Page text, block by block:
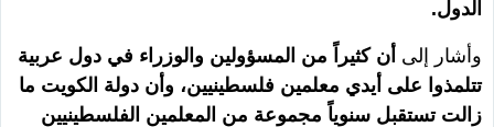
الدول.
وأشار إلى أن كثيراً من المسؤولين والوزراء في دول عربية
تتلمذوا على أيدي معلمين فلسطينيين، وأن دولة الكويت ما
زالت تستقبل سنوياً مجموعة من المعلمين الفلسطينيين